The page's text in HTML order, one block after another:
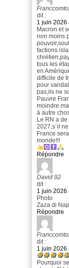
dit :
1 juin 2026
Macron et
non moins
factions
tous les
en
difficile de
pour
pas,ils ne
Pauvre
moindre
á autre
Le RN a
2027,s´il
France
monde!!!
Répondre
David 92
dit :
1 juin 2026
Photo
Zaza di
Répondre
dit :
1 juin 2026
Pourquoi